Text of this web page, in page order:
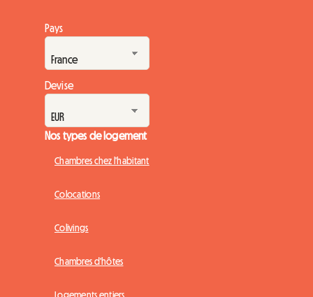
Pays
Devise
Nos types de logement
Chambres chez l'habitant
Colocations
Colivings
Chambres d'hôtes
Logements entiers